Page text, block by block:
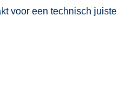
voor een technisch juiste